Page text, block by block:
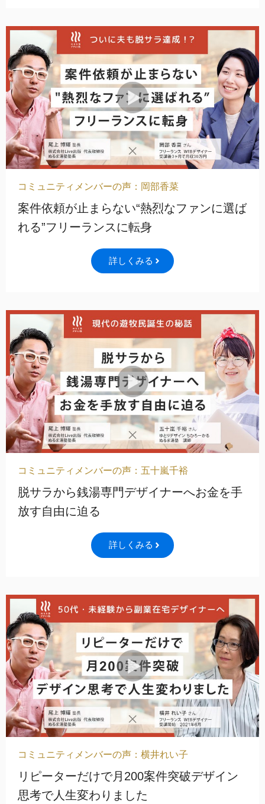
コミュニティメンバーの声：岡部香菜
案件依頼が止まらない“熱烈なファンに選ば
れる”フリーランスに転身
詳しくみる
コミュニティメンバーの声：五十嵐千裕
脱サラから銭湯専門デザイナーへお金を手
放す自由に迫る
詳しくみる
コミュニティメンバーの声：横井れい子
リピーターだけで月200案件突破デザイン
思考で人生変わりました